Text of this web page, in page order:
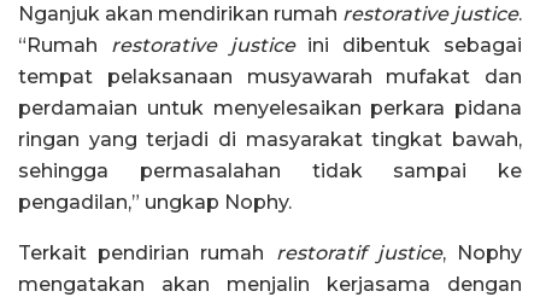
Nganjuk akan mendirikan rumah restorative justice.
“Rumah restorative justiceini dibentuk sebagai
tempat pelaksanaan musyawarah mufakat dan
perdamaian untuk menyelesaikan perkara pidana
ringan yang terjadi di masyarakat tingkat bawah,
sehingga permasalahan tidak sampai ke
pengadilan,” ungkap Nophy.
Terkait pendirian rumah restoratif justice, Nophy
mengatakan akan menjalin kerjasama dengan